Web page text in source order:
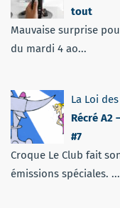
tout
Mauvaise surprise
du mardi 4 ao...
La Loi
Récré A2
#7
Croque Le Club fait
émissions spéciales. ...